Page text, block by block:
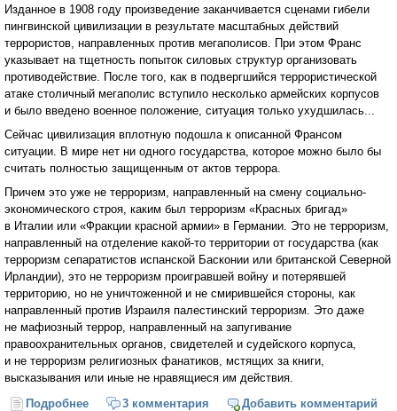
Изданное в 1908 году произведение заканчивается сценами гибели
пингвинской цивилизации в результате масштабных действий
террористов, направленных против мегаполисов. При этом Франс
указывает на тщетность попыток силовых структур организовать
противодействие. После того, как в подвергшийся террористической
атаке столичный мегаполис вступило несколько армейских корпусов
и было введено военное положение, ситуация только ухудшилась...
Сейчас цивилизация вплотную подошла к описанной Франсом
ситуации. В мире нет ни одного государства, которое можно было бы
считать полностью защищенным от актов террора.
Причем это уже не терроризм, направленный на смену социально-
экономического строя, каким был терроризм «Красных бригад»
в Италии или «Фракции красной армии» в Германии. Это не терроризм,
направленный на отделение какой-то территории от государства (как
терроризм сепаратистов испанской Басконии или британской Северной
Ирландии), это не терроризм проигравшей войну и потерявшей
территорию, но не уничтоженной и не смирившейся стороны, как
направленный против Израиля палестинский терроризм. Это даже
не мафиозный террор, направленный на запугивание
правоохранительных органов, свидетелей и судейского корпуса,
и не терроризм религиозных фанатиков, мстящих за книги,
высказывания или иные не нравящиеся им действия.
Подробнее о Террор и цивилизация (Ростислав Ищенко)
3 комментария Добавить комментарий